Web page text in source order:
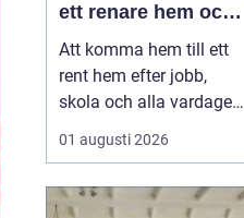
ett renare hem och
en lugnare vardag
Att komma hem till ett
rent hem efter jobb,
skola och alla vardagens
måsten gör stor skillnad
för både ork och humör.
därför att ta hjälpmed
01 augusti 2026